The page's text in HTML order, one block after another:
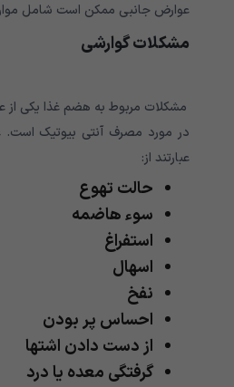
عوارض جانبی ممکن است شامل
مشکلات گوارشی
مشکلات مربوط به هضم غذا یکی
در مورد مصرف آنتی بیوتیک است.
عبارتند از:
حالت تهوع
سوء هاضمه
استفراغ
اسهال
نفخ
احساس پر بودن
از دست دادن اشتها
گرفتگی معده یا درد